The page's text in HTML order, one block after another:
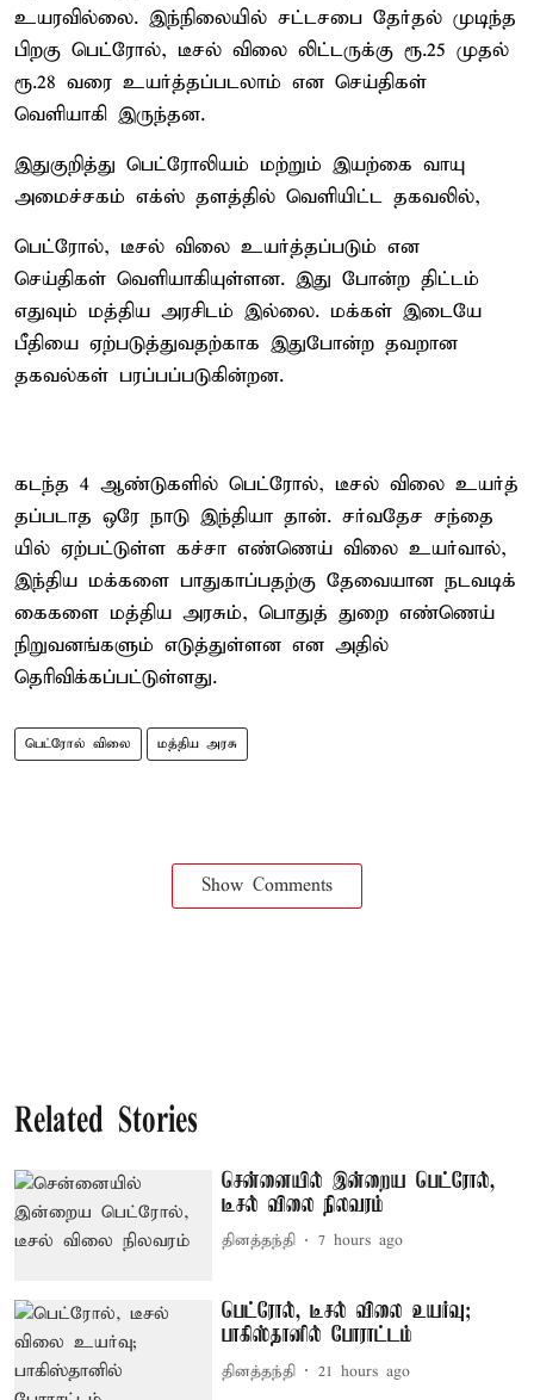
உயரவில்லை. இந்​நிலை​யில் சட்டசபை தேர்​தல் முடிந்த
பிறகு பெட்​ரோல், டீசல் விலை லிட்​டருக்கு ரூ.25 முதல்
ரூ.28 வரை உயர்த்​தப்​படலாம் என செய்திகள்
வெளியாகி இருந்தன.
இதுகுறித்து பெட்​ரோலி​யம் மற்​றும் இயற்கை வாயு
அமைச்​சகம் எக்ஸ் தளத்​தில் வெளி​யிட்ட தகவலில்,
பெட்ரோல், டீசல் விலை உயர்த்​தப்​படும் என
செய்திகள் வெளி​யாகி​யுள்​ளன. இது போன்ற திட்​டம்
எது​வும் மத்​திய அரசிடம் இல்​லை. மக்​கள் இடையே
பீதியை ஏற்​படுத்​து​வதற்​காக இது​போன்ற தவறான
தகவல்​கள் பரப்​பப்​படு​கின்​றன.
கடந்த 4 ஆண்​டு​களில் பெட்​ரோல், டீசல் விலை உயர்த்​
தப்​ப​டாத ஒரே நாடு இந்​தி​யா​ தான். சர்​வ​தேச சந்​தை​
யில் ஏற்​பட்​டுள்ள கச்சா எண்​ணெய் விலை உயர்​வால்,
இந்​திய மக்​களை பாதுகாப்பதற்கு தேவை​யான நடவடிக்​
கைகளை மத்​திய அரசும், பொதுத் துறை எண்​ணெய்
நிறு​வனங்​களும் எடுத்​துள்​ளன என அதில்
தெரிவிக்கப்பட்டுள்ளது.
பெட்ரோல் விலை மத்திய அரசு
Show Comments
Related Stories
சென்னையில் இன்றைய பெட்ரோல்,
டீசல் விலை நிலவரம்
தினத்தந்தி 7 hours ago
பெட்ரோல், டீசல் விலை உயர்வு;
பாகிஸ்தானில் போராட்டம்
தினத்தந்தி 21 hours ago